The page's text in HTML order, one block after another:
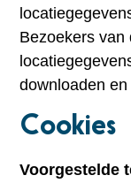
Bezoekers van
downloaden
Cookies
Voorgestelde